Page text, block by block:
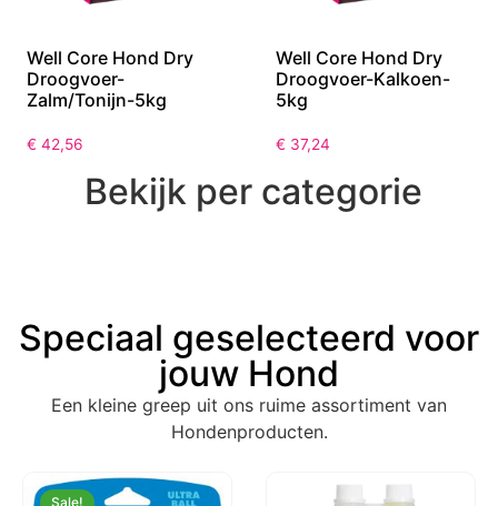
Well Core Hond Dry
Droogvoer-
Zalm/Tonijn-5kg
€ 42,56
Well Core Hond Dry
Droogvoer-Kalkoen-
5kg
€ 37,24
Bekijk per categorie
Speciaal geselecteerd voor
jouw Hond
Een kleine greep uit ons ruime assortiment van
Hondenproducten.
Sale!